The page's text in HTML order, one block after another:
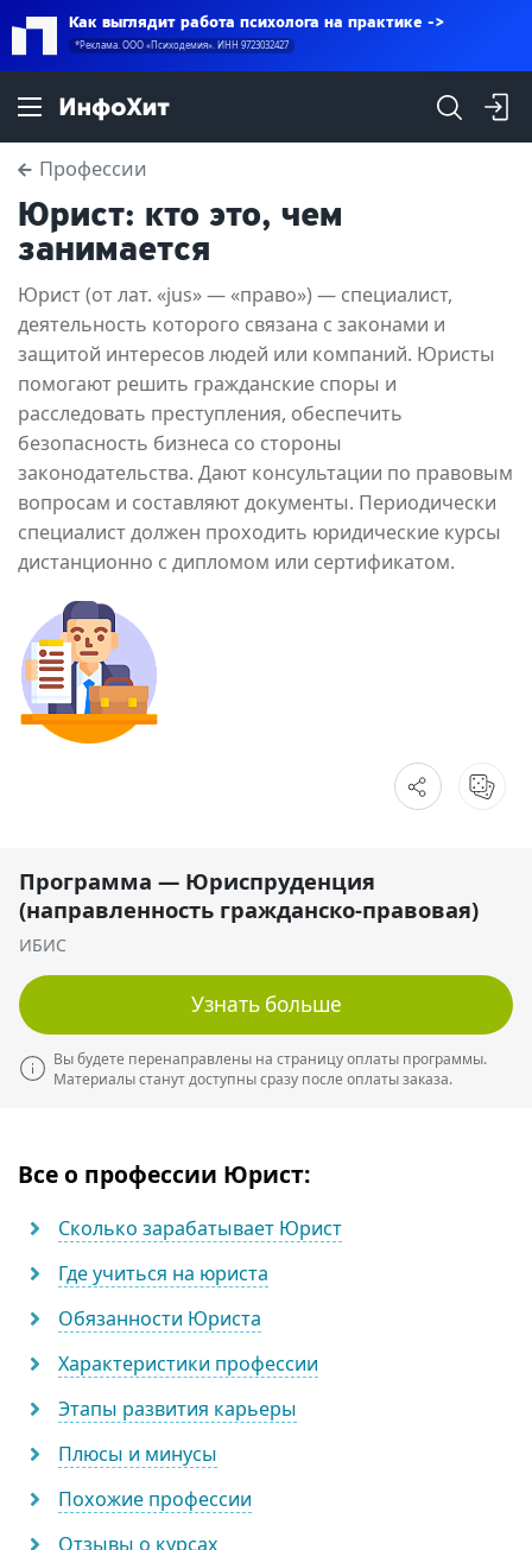
Как выглядит работа психолога на практике
*Реклама. ООО «Психодемия». ИНН 9723032427
Профессии
Юрист: кто это, чем
занимается
Юрист (от лат. «jus» — «право») — специалист,
деятельность которого связана с законами и
защитой интересов людей или компаний. Юристы
помогают решить гражданские споры и
расследовать преступления, обеспечить
безопасность бизнеса со стороны
законодательства. Дают консультации по правовым
вопросам и составляют документы. Периодически
специалист должен проходить юридические курсы
дистанционно с дипломом или сертификатом.
Программа — Юриспруденция
(направленность гражданско-правовая)
ИБИС
Узнать больше
Вы будете перенаправлены на страницу оплаты программы.
Материалы станут доступны сразу после оплаты заказа.
Все о профессии Юрист:
Сколько зарабатывает Юрист
Где учиться на юриста
Обязанности Юриста
Характеристики профессии
Этапы развития карьеры
Плюсы и минусы
Похожие профессии
Отзывы о курсах